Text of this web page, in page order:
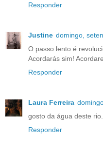
Responder
Justine domingo,
O passo lento é
Acordarás sim!
Responder
Laura Ferreira
gosto da água deste rio..
Responder